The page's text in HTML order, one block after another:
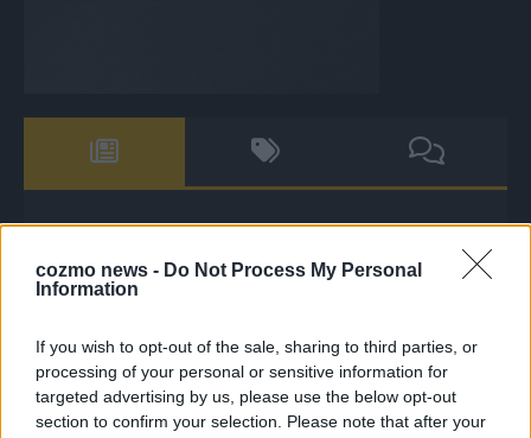
cozmo news - Do Not Process My Personal
Information
If you wish to opt-out of the sale, sharing to third parties, or
processing of your personal or sensitive information for
targeted advertising by us, please use the below opt-out
section to confirm your selection. Please note that after your
The Masked Singer: Enthüllung: Diese Moderatorin und
Comedienne gewinnt als Muuhnika
The Masked Singer: Enthüllung: Ein deutscher Sänger
The Masked Singer: Lieblingssong: Muuhnika kehrt mit
Lady Gagas „Abracadabra“ zurück
The Masked Singer: Lieblingssong: Rave-Ioli berührt